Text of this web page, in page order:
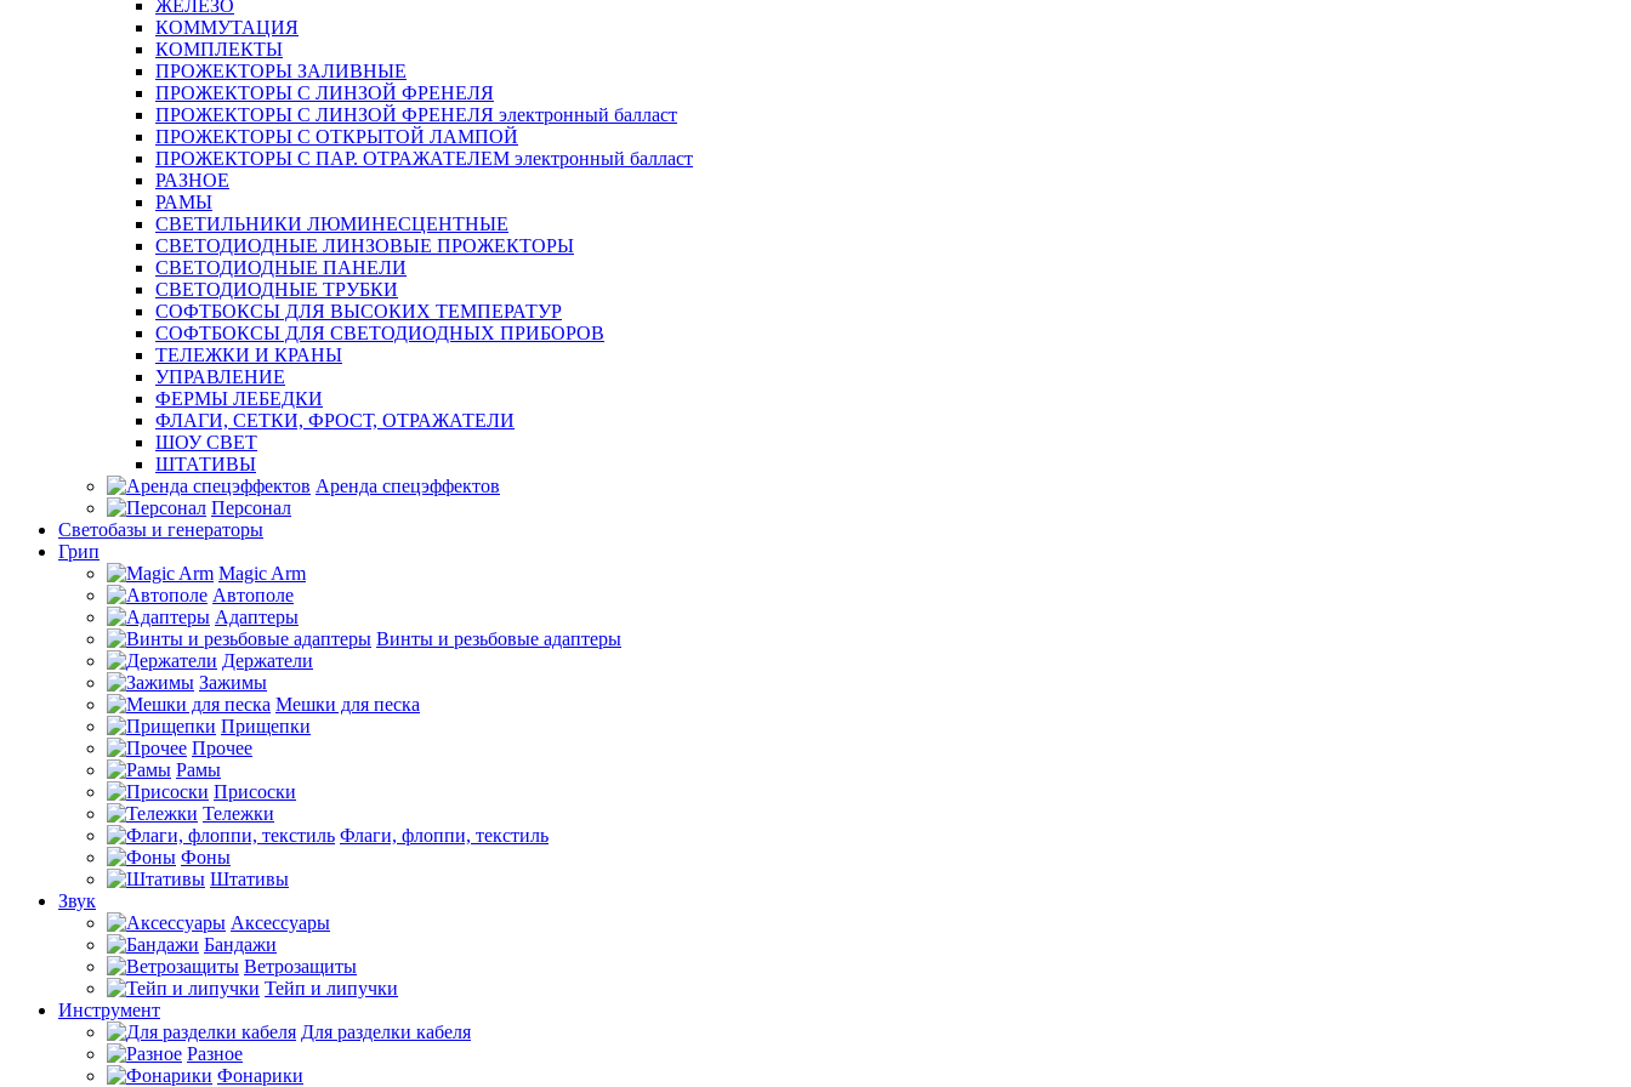
ЖЕЛЕЗО
КОММУТАЦИЯ
КОМПЛЕКТЫ
ПРОЖЕКТОРЫ ЗАЛИВНЫЕ
ПРОЖЕКТОРЫ С ЛИНЗОЙ ФРЕНЕЛЯ
ПРОЖЕКТОРЫ С ЛИНЗОЙ ФРЕНЕЛЯ электронный балласт
ПРОЖЕКТОРЫ С ОТКРЫТОЙ ЛАМПОЙ
ПРОЖЕКТОРЫ С ПАР. ОТРАЖАТЕЛЕМ электронный балласт
РАЗНОЕ
РАМЫ
СВЕТИЛЬНИКИ ЛЮМИНЕСЦЕНТНЫЕ
СВЕТОДИОДНЫЕ ЛИНЗОВЫЕ ПРОЖЕКТОРЫ
СВЕТОДИОДНЫЕ ПАНЕЛИ
СВЕТОДИОДНЫЕ ТРУБКИ
СОФТБОКСЫ ДЛЯ ВЫСОКИХ ТЕМПЕРАТУР
СОФТБОКСЫ ДЛЯ СВЕТОДИОДНЫХ ПРИБОРОВ
ТЕЛЕЖКИ И КРАНЫ
УПРАВЛЕНИЕ
ФЕРМЫ ЛЕБЕДКИ
ФЛАГИ, СЕТКИ, ФРОСТ, ОТРАЖАТЕЛИ
ШОУ СВЕТ
ШТАТИВЫ
Аренда спецэффектов
Персонал
Светобазы и генераторы
Грип
Magic Arm
Автополе
Адаптеры
Винты и резьбовые адаптеры
Держатели
Зажимы
Мешки для песка
Прищепки
Прочее
Рамы
Присоски
Тележки
Флаги, флоппи, текстиль
Фоны
Штативы
Звук
Аксессуары
Бандажи
Ветрозащиты
Тейп и липучки
Инструмент
Для разделки кабеля
Разное
Фонарики